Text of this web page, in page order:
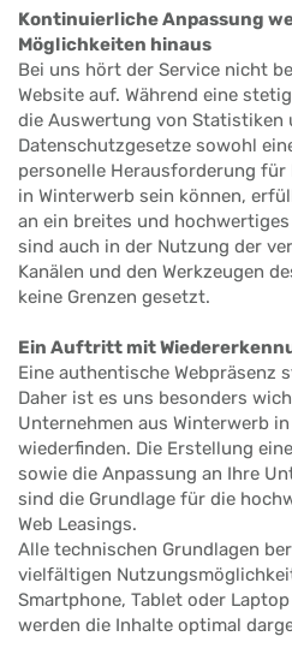
Kontinuierliche Anpassung
Möglichkeiten hinaus
Bei uns hört der Service nicht
Website auf. Während eine
die Auswertung von Statistiken
Datenschutzgesetze sowohl
personelle Herausforderung für
in Winterwerb sein können,
an ein breites und hochwertiges
sind auch in der Nutzung der
Kanälen und den Werkzeugen
keine Grenzen gesetzt.
Ein Auftritt mit
Eine authentische Webpräsenz
Daher ist es uns besonders
Unternehmen aus Winterwerb
wiederfinden. Die Erstellung
sowie die Anpassung an Ihre
sind die Grundlage für die
Web Leasings.
Alle technischen Grundlagen
vielfältigen
Smartphone, Tablet oder
werden die Inhalte optimal